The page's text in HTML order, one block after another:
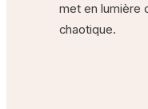
met en lumière
chaotique.